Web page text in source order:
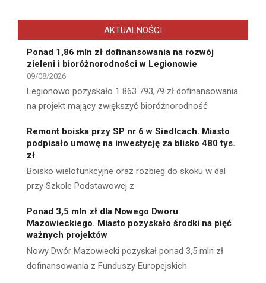
AKTUALNOŚCI
Ponad 1,86 mln zł dofinansowania na rozwój
zieleni i bioróżnorodności w Legionowie
09/08/2026
Legionowo pozyskało 1 863 793,79 zł dofinansowania
na projekt mający zwiększyć bioróżnorodność
Remont boiska przy SP nr 6 w Siedlcach. Miasto
podpisało umowę na inwestycję za blisko 480 tys.
zł
Boisko wielofunkcyjne oraz rozbieg do skoku w dal
przy Szkole Podstawowej z
Ponad 3,5 mln zł dla Nowego Dworu
Mazowieckiego. Miasto pozyskało środki na pięć
ważnych projektów
Nowy Dwór Mazowiecki pozyskał ponad 3,5 mln zł
dofinansowania z Funduszy Europejskich